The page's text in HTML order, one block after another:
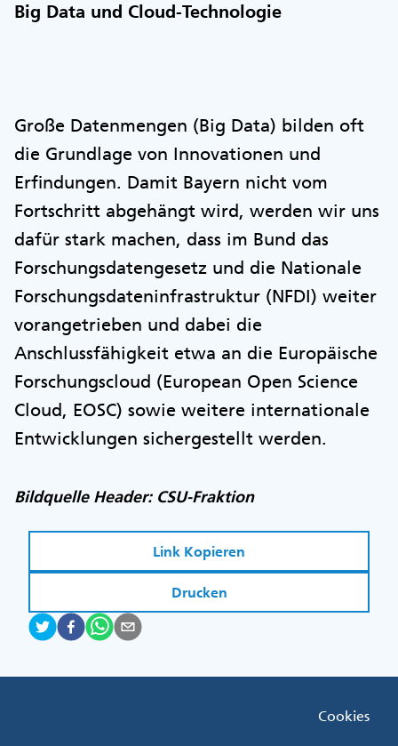
Big Data und Cloud-Technologie
Große Datenmengen (Big Data) bilden oft
die Grundlage von Innovationen und
Erfindungen. Damit Bayern nicht vom
Fortschritt abgehängt wird, werden wir uns
dafür stark machen, dass im Bund das
Forschungsdatengesetz und die Nationale
Forschungsdateninfrastruktur (NFDI) weiter
vorangetrieben und dabei die
Anschlussfähigkeit etwa an die Europäische
Forschungscloud (European Open Science
Cloud, EOSC) sowie weitere internationale
Entwicklungen sichergestellt werden.
Bildquelle Header: CSU-Fraktion
Link Kopieren
Drucken
Cookies